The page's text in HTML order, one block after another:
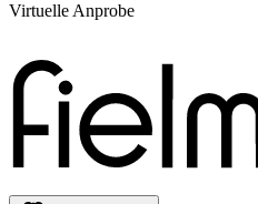
Virtuelle Anprobe